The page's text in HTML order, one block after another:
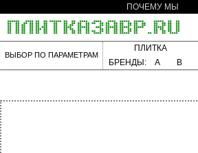
ПОЧЕМУ МЫ
ВЫБОР ПО ПАРАМЕТРАМ
ПЛИТКА
БРЕНДЫ:
A B